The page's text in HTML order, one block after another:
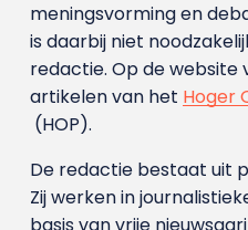
meningsvorming en
is daarbij niet
redactie. Op de website
artikelen van het Hoger
(HOP).
De redactie bestaat uit
Zij werken in